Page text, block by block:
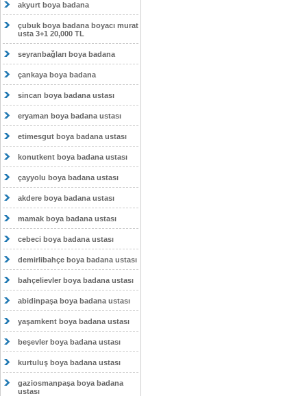
akyurt boya badana
çubuk boya badana boyacı murat
usta 3+1 20,000 TL
seyranbağları boya badana
çankaya boya badana
sincan boya badana ustası
eryaman boya badana ustası
etimesgut boya badana ustası
konutkent boya badana ustası
çayyolu boya badana ustası
akdere boya badana ustası
mamak boya badana ustası
cebeci boya badana ustası
demirlibahçe boya badana ustası
bahçelievler boya badana ustası
abidinpaşa boya badana ustası
yaşamkent boya badana ustası
beşevler boya badana ustası
kurtuluş boya badana ustası
gaziosmanpaşa boya badana
ustası